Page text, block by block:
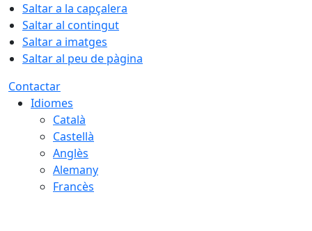
Saltar a la capçalera
Saltar al contingut
Saltar a imatges
Saltar al peu de pàgina
Contactar
Idiomes
Català
Castellà
Anglès
Alemany
Francès